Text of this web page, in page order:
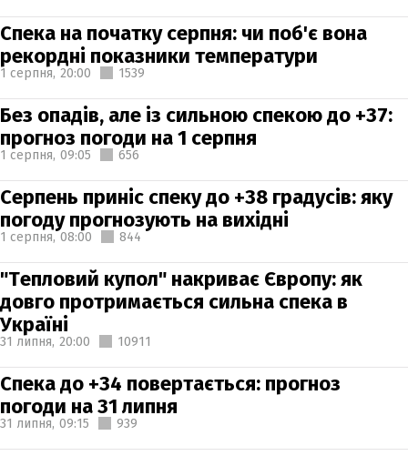
Спека на початку серпня: чи поб'є вона
рекордні показники температури
1 серпня, 20:00 1539
Без опадів, але із сильною спекою до +37:
прогноз погоди на 1 серпня
1 серпня, 09:05 656
Серпень приніс спеку до +38 градусів: яку
погоду прогнозують на вихідні
1 серпня, 08:00 844
"Тепловий купол" накриває Європу: як
довго протримається сильна спека в
Україні
31 липня, 20:00 10911
Спека до +34 повертається: прогноз
погоди на 31 липня
31 липня, 09:15 939